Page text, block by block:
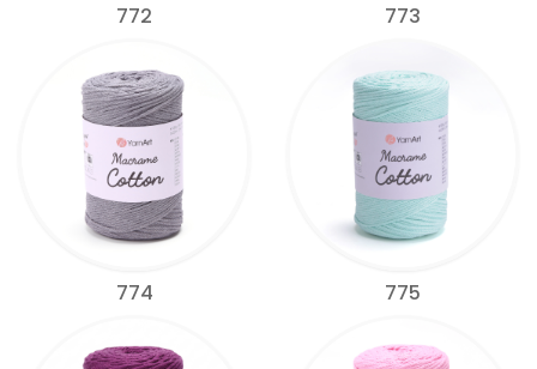
772 773
774 775